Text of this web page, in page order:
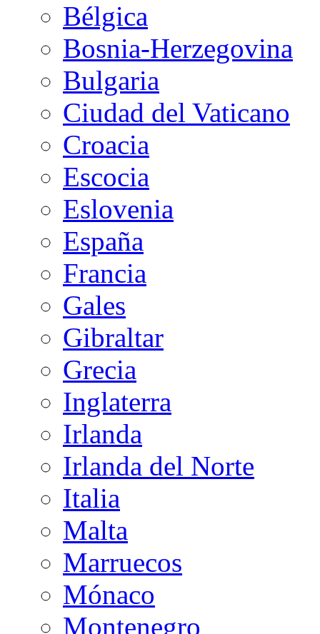
Bélgica
Bosnia-Herzegovina
Bulgaria
Ciudad del Vaticano
Croacia
Escocia
Eslovenia
España
Francia
Gales
Gibraltar
Grecia
Inglaterra
Irlanda
Irlanda del Norte
Italia
Malta
Marruecos
Mónaco
Montenegro